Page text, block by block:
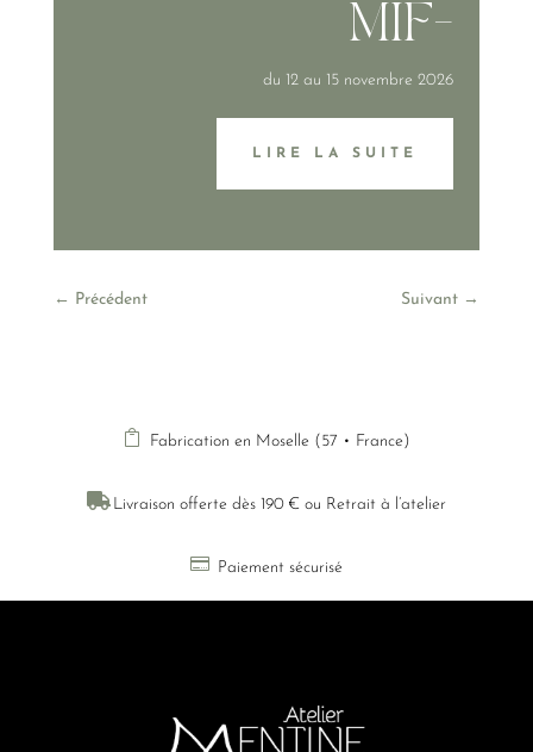
MIF-
du 12 au 15 novembre 2026
LIRE LA SUITE
← Précédent Suivant →
 Fabrication en Moselle (57 • France)
 Livraison offerte dès 190 € ou Retrait à l’atelier
 Paiement sécurisé